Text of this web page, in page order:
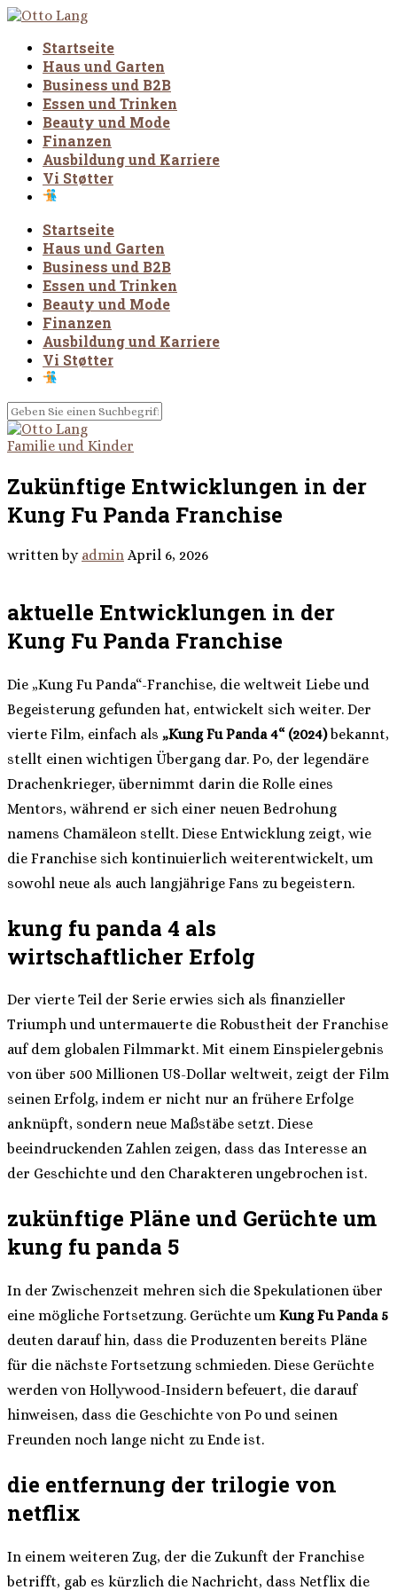
Startseite
Haus und Garten
Business und B2B
Essen und Trinken
Beauty und Mode
Finanzen
Ausbildung und Karriere
Vi Støtter
Startseite
Haus und Garten
Business und B2B
Essen und Trinken
Beauty und Mode
Finanzen
Ausbildung und Karriere
Vi Støtter
Familie und Kinder
Zukünftige Entwicklungen in der
Kung Fu Panda Franchise
written by admin April 6, 2026
aktuelle Entwicklungen in der
Kung Fu Panda Franchise
Die „Kung Fu Panda“-Franchise, die weltweit Liebe und
Begeisterung gefunden hat, entwickelt sich weiter. Der
vierte Film, einfach als „Kung Fu Panda 4“ (2024)bekannt,
stellt einen wichtigen Übergang dar. Po, der legendäre
Drachenkrieger, übernimmt darin die Rolle eines
Mentors, während er sich einer neuen Bedrohung
namens Chamäleon stellt. Diese Entwicklung zeigt, wie
die Franchise sich kontinuierlich weiterentwickelt, um
sowohl neue als auch langjährige Fans zu begeistern.
kung fu panda 4 als
wirtschaftlicher Erfolg
Der vierte Teil der Serie erwies sich als finanzieller
Triumph und untermauerte die Robustheit der Franchise
auf dem globalen Filmmarkt. Mit einem Einspielergebnis
von über 500 Millionen US-Dollar weltweit, zeigt der Film
seinen Erfolg, indem er nicht nur an frühere Erfolge
anknüpft, sondern neue Maßstäbe setzt. Diese
beeindruckenden Zahlen zeigen, dass das Interesse an
der Geschichte und den Charakteren ungebrochen ist.
zukünftige Pläne und Gerüchte um
kung fu panda 5
In der Zwischenzeit mehren sich die Spekulationen über
eine mögliche Fortsetzung. Gerüchte um Kung Fu Panda 5
deuten darauf hin, dass die Produzenten bereits Pläne
für die nächste Fortsetzung schmieden. Diese Gerüchte
werden von Hollywood-Insidern befeuert, die darauf
hinweisen, dass die Geschichte von Po und seinen
Freunden noch lange nicht zu Ende ist.
die entfernung der trilogie von
netflix
In einem weiteren Zug, der die Zukunft der Franchise
betrifft, gab es kürzlich die Nachricht, dass Netflix die